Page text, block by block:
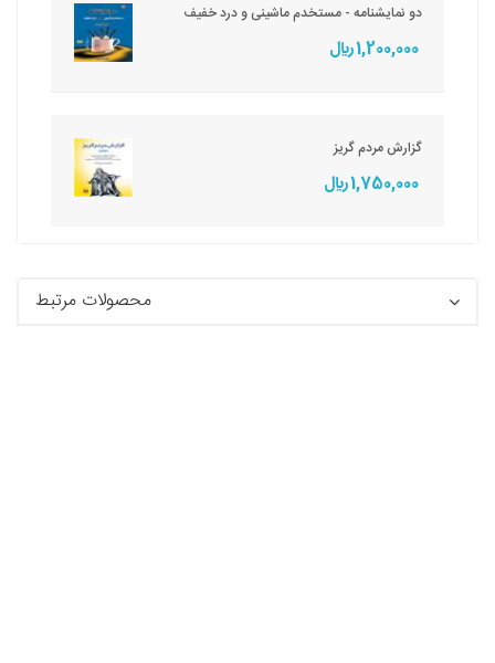
دو نمایشنامه - مستخدم ماشینی و درد خفیف
1,200,000 ريال
گزارش مردم گریز
1,750,000 ريال
محصولات مرتبط